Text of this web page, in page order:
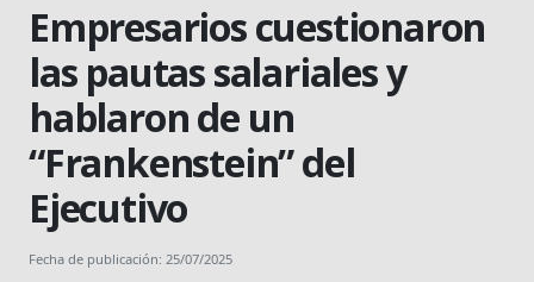
Empresarios cuestionaron
las pautas salariales y
hablaron de un
“Frankenstein” del
Ejecutivo
Fecha de publicación: 25/07/2025